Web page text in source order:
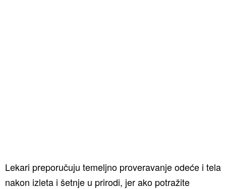
Lekari preporučuju temeljno proveravanje odeće i tela
nakon izleta i šetnje u prirodi, jer ako potražite